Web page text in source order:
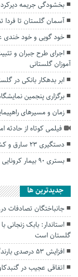
بخشودگی جریمه
آسمان گلستان تا فردا
خود گویی و خود خندی
اجرای طرح جبران و
آموزان گلستانی
ابر بدهکار بانکی در
برگزاری پنجمین
زمان و مسیر‌های راهپیمایی ۲۲ بهمن در
فیلمی کوتاه از حادثه
دستگیری ۲۳ سارق و کشف ۴۱ فقره سرقت در گنبدکاووس
بستری ۹۰ بیمار کرونایی در گلستان
جديدترين ها
جانباختگان تصادفات درون‌شهری
گلستان است
افزایش ۵۳ درصدی بارندگی‌ها در گلستان
اتفاقی عجیب در‌